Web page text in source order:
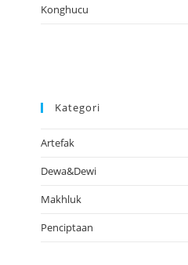
Konghucu
Kategori
Artefak
Dewa&Dewi
Makhluk
Penciptaan